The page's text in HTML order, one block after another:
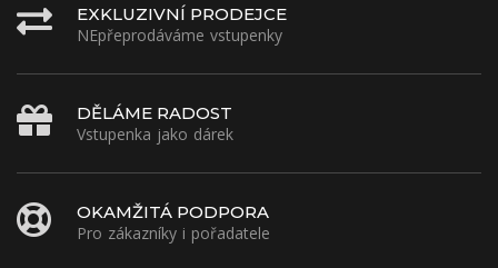
EXKLUZIVNÍ PRODEJCE
NEpřeprodáváme vstupenky
DĚLÁME RADOST
Vstupenka jako dárek
OKAMŽITÁ PODPORA
Pro zákazníky i pořadatele